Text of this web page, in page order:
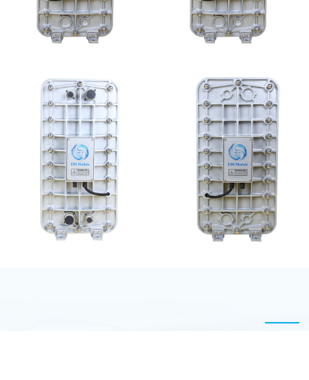
MK-TC100 EDI超纯水
处理设备
MK-TC100 EDI超纯水
处理设备